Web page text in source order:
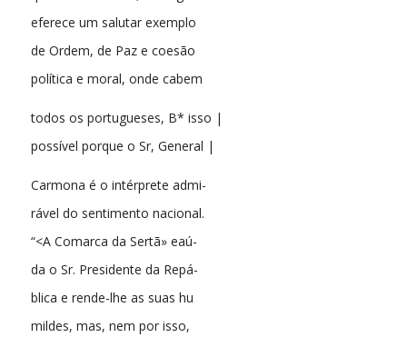
eferece um salutar exemplo
de Ordem, de Paz e coesão
política e moral, onde cabem
todos os portugueses, B* isso |
possível porque o Sr, General |
Carmona é o intérprete admi-
rável do sentimento nacional.
“<A Comarca da Sertã» eaú-
da o Sr. Presidente da Repá-
blica e rende-lhe as suas hu
mildes, mas, nem por isso,